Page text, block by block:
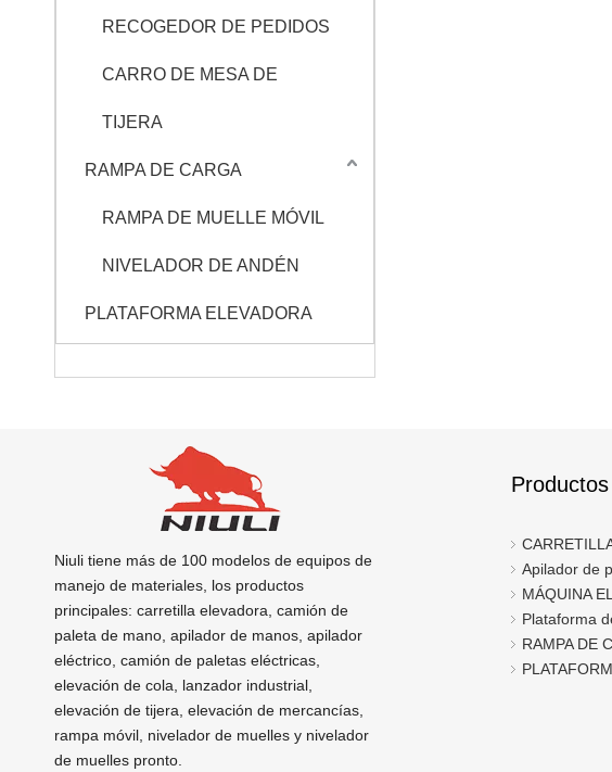
RECOGEDOR DE PEDIDOS
CARRO DE MESA DE
TIJERA
RAMPA DE CARGA
RAMPA DE MUELLE MÓVIL
NIVELADOR DE ANDÉN
PLATAFORMA ELEVADORA
Niuli tiene más de 100 modelos de equipos de
manejo de materiales, los productos
principales: carretilla elevadora, camión de
paleta de mano, apilador de manos, apilador
eléctrico, camión de paletas eléctricas,
elevación de cola, lanzador industrial,
elevación de tijera, elevación de mercancías,
rampa móvil, nivelador de muelles y nivelador
de muelles pronto.
Productos
Apilador de
MÁQUINA
Plataforma
RAMPA DE